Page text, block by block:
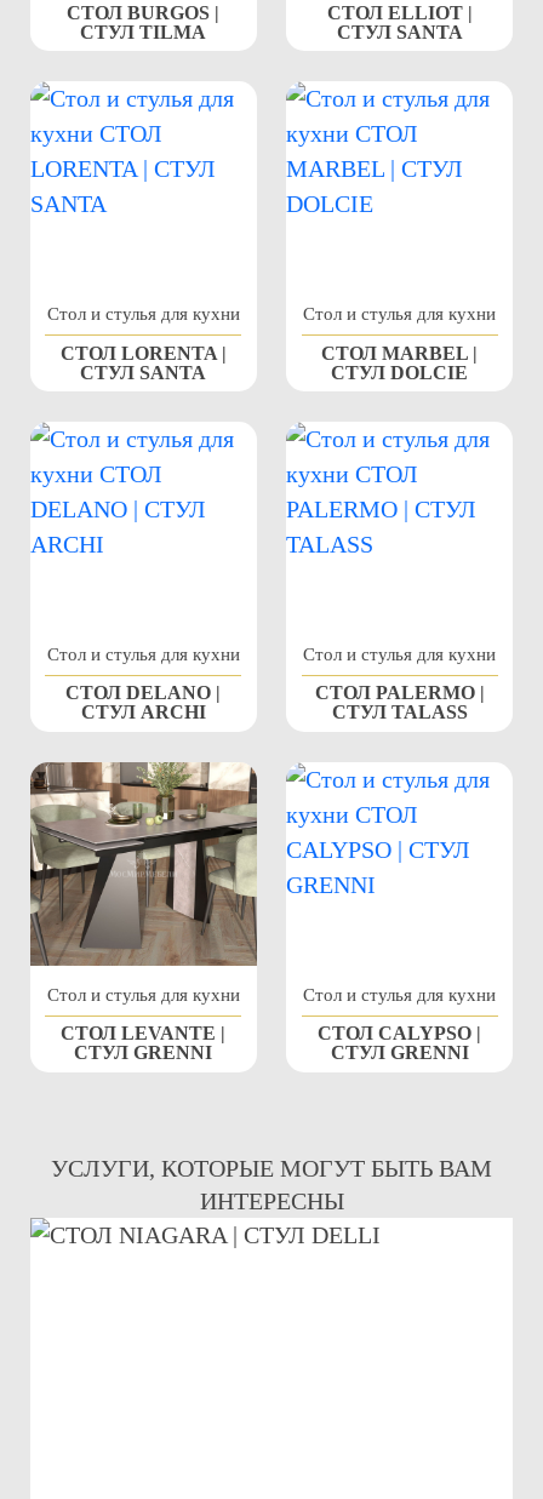
СТОЛ BURGOS |
СТУЛ TILMA
СТОЛ ELLIOT |
СТУЛ SANTA
Стол и стулья для кухни
СТОЛ LORENTA |
СТУЛ SANTA
Стол и стулья для кухни
СТОЛ MARBEL |
СТУЛ DOLCIE
Стол и стулья для кухни
СТОЛ DELANO |
СТУЛ ARCHI
Стол и стулья для кухни
СТОЛ PALERMO |
СТУЛ TALASS
Стол и стулья для кухни
СТОЛ LEVANTE |
СТУЛ GRENNI
Стол и стулья для кухни
СТОЛ CALYPSO |
СТУЛ GRENNI
УСЛУГИ, КОТОРЫЕ МОГУТ БЫТЬ ВАМ
ИНТЕРЕСНЫ